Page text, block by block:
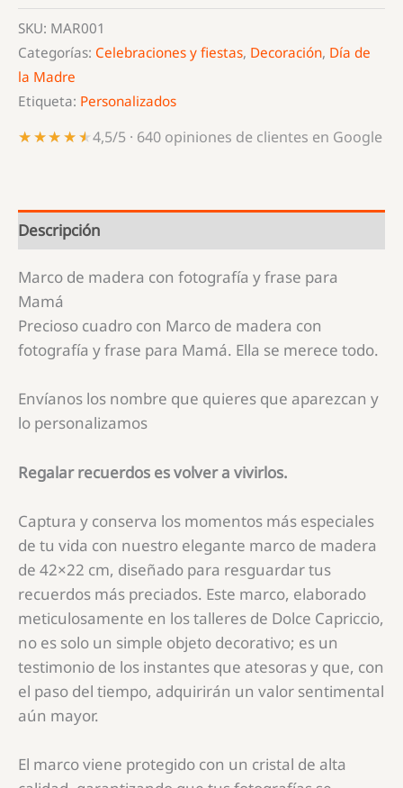
frase
para
Mamá
cantidad
SKU: MAR001
Categorías: Celebraciones y fiestas, Decoración, Día de
la Madre
Etiqueta: Personalizados
★★★★★
★★★★★4,5/5 · 640 opiniones de clientes en Google
Descripción
Marco de madera con fotografía y frase para
Mamá
Precioso cuadro con Marco de madera con
fotografía y frase para Mamá. Ella se merece todo.
Envíanos los nombre que quieres que aparezcan y
lo personalizamos
Regalar recuerdos es volver a vivirlos.
Captura y conserva los momentos más especiales
de tu vida con nuestro elegante marco de madera
de 42×22 cm, diseñado para resguardar tus
recuerdos más preciados. Este marco, elaborado
meticulosamente en los talleres de Dolce Capriccio,
no es solo un simple objeto decorativo; es un
testimonio de los instantes que atesoras y que, con
el paso del tiempo, adquirirán un valor sentimental
aún mayor.
El marco viene protegido con un cristal de alta